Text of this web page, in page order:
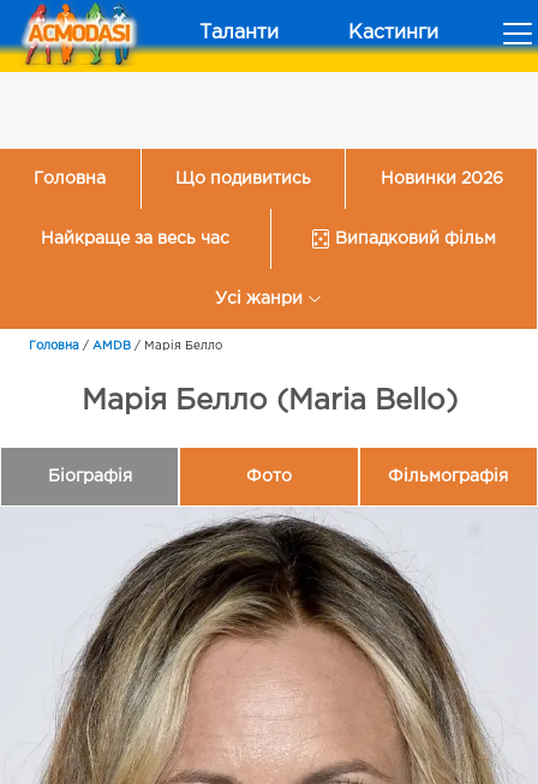
Таланти Кастинги
Головна Що подивитись Новинки 2026
Найкраще за весь час Випадковий фільм
Усі жанри
Головна / AMDB / Марія Белло
Марія Белло (Maria Bello)
Біографія Фото Фільмографія